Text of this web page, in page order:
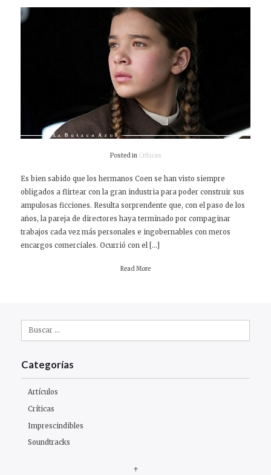
Posted in Críticas
Es bien sabido que los hermanos Coen se han visto siempre
obligados a flirtear con la gran industria para poder construir sus
ampulosas ficciones. Resulta sorprendente que, con el paso de los
años, la pareja de directores haya terminado por compaginar
trabajos cada vez más personales e ingobernables con meros
encargos comerciales. Ocurrió con el […]
Read More
Buscar:
Categorías
Artículos
Críticas
Imprescindibles
Soundtracks
↑